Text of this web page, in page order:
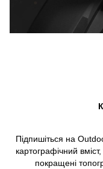
Підпишіться на
картографічний
покращені